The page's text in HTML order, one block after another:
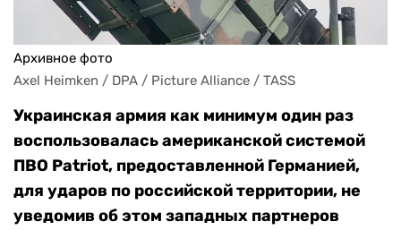
Архивное фото
Axel Heimken / DPA / Picture Alliance / TASS
Украинская армия как минимум один раз
воспользовалась американской системой
ПВО Patriot, предоставленной Германией,
для ударов по российской территории, не
уведомив об этом западных партнеров